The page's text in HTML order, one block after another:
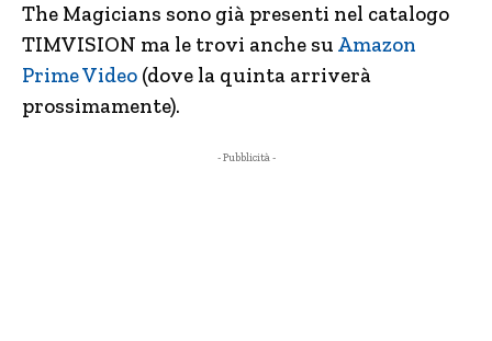
The Magicians sono già presenti nel catalogo
TIMVISION ma le trovi anche su Amazon
Prime Video (dove la quinta arriverà
prossimamente).
- Pubblicità -